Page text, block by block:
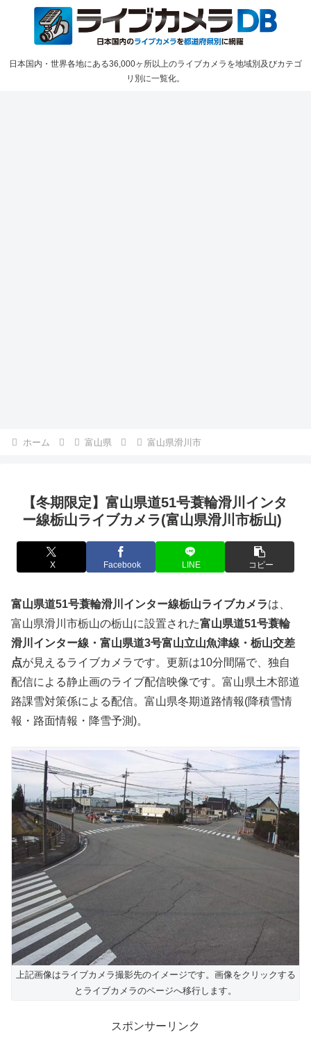
日本国内・世界各地にある36,000ヶ所以上のライブカメラを地域別及びカテゴ
リ別に一覧化。
ホーム 富山県 富山県滑川市
【冬期限定】富山県道51号蓑輪滑川インタ
ー線栃山ライブカメラ(富山県滑川市栃山)
X Facebook LINE コピー
富山県道51号蓑輪滑川インター線栃山ライブカメラは、
富山県滑川市栃山の栃山に設置された富山県道51号蓑輪
滑川インター線・富山県道3号富山立山魚津線・栃山交差
点が見えるライブカメラです。更新は10分間隔で、独自
配信による静止画のライブ配信映像です。富山県土木部道
路課雪対策係による配信。富山県冬期道路情報(降積雪情
報・路面情報・降雪予測)。
上記画像はライブカメラ撮影先のイメージです。画像をクリックする
とライブカメラのページへ移行します。
スポンサーリンク